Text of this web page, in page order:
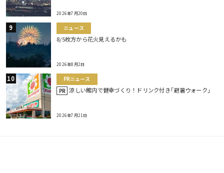
2026年7月20日
ニュース
8/5枚方から花火見えるかも
2026年8月2日
PRニュース
PR 涼しい館内で健幸づくり！ドリンク付き｢避暑ウォーク｣
2026年7月21日